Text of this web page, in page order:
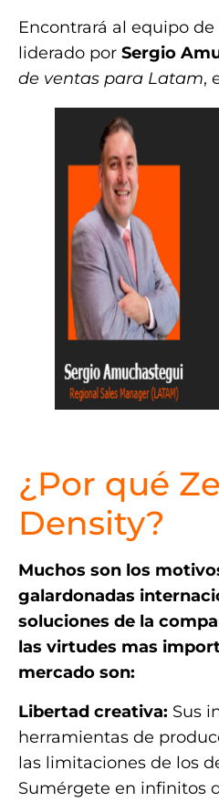
Encontrará al equipo de
liderado por Sergio
de ventas para Latam,
¿Por qué
Density?
Muchos son los
galardonadas
soluciones de la
las virtudes mas
mercado son:
Libertad creativa: Sus
herramientas de
las limitaciones de los
Sumérgete en infinitos